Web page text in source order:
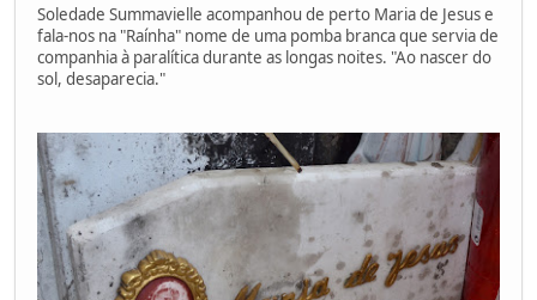
Soledade Summavielle acompanhou de perto Maria de Jesus e
fala-nos na "Raínha" nome de uma pomba branca que servia de
companhia à paralítica durante as longas noites. "Ao nascer do
sol, desaparecia."